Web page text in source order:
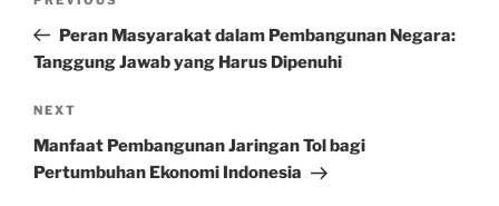
PostPeran Masyarakat dalam Pembangunan Negara:
Tanggung Jawab yang Harus Dipenuhi
Next
Post
NEXT
Manfaat Pembangunan Jaringan Tol bagi
Pertumbuhan Ekonomi Indonesia